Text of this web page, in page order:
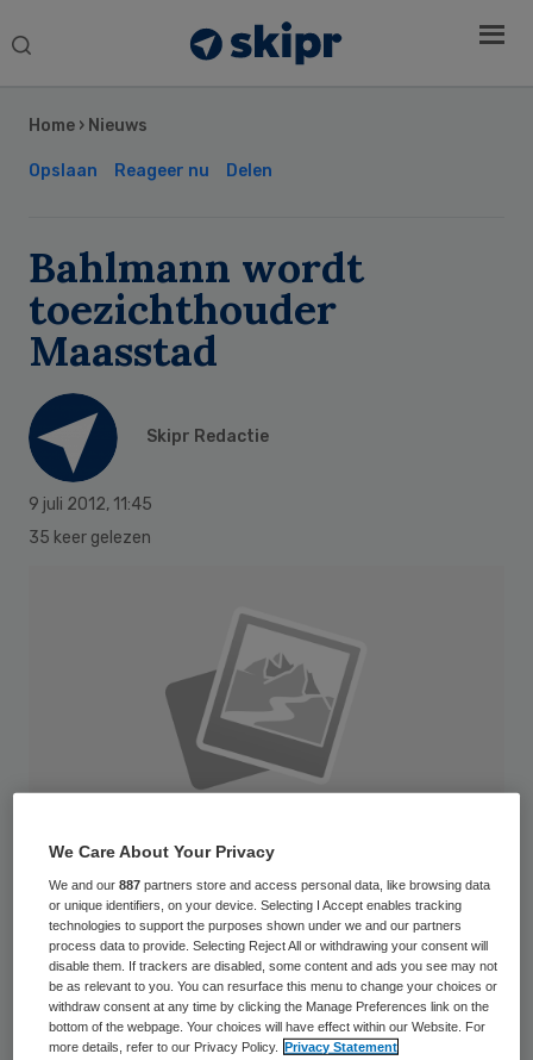
Search
Home › Nieuws
Opslaan Reageer nu Delen
Bahlmann wordt
toezichthouder
Maasstad
Skipr Redactie
9 juli 2012, 11:45
35 keer gelezen
Tineke Bahlmann wordt eind van de zomer
de nieuwe voorzitter van de raad van
toezicht van het Maasstad Ziekenhuis in
Sidebar
We Care About Your Privacy
We and our887 partners store and access personal data, like browsing data
or unique identifiers, on your device. Selecting I Accept enables tracking
technologies to support the purposes shown under we and our partners
process data to provide. Selecting Reject All or withdrawing your consent will
disable them. If trackers are disabled, some content and ads you see may not
be as relevant to you. You can resurface this menu to change your choices or
withdraw consent at any time by clicking the Manage Preferences link on the
bottom of the webpage. Your choices will have effect within our Website. For
more details, refer to our Privacy Policy.
Privacy Statement